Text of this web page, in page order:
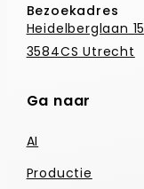
Bezoekadres
Heidelberglaan 15
3584CS Utrecht
Ga naar
AI
Productie